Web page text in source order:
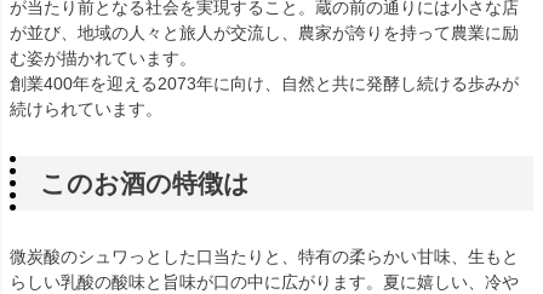
が当たり前となる社会を実現すること。蔵の前の通りには小さな店
が並び、地域の人々と旅人が交流し、農家が誇りを持って農業に励
む姿が描かれています。
創業400年を迎える2073年に向け、自然と共に発酵し続ける歩みが
続けられています。
このお酒の特徴は
微炭酸のシュワっとした口当たりと、特有の柔らかい甘味、生もと
らしい乳酸の酸味と旨味が口の中に広がります。夏に嬉しい、冷や